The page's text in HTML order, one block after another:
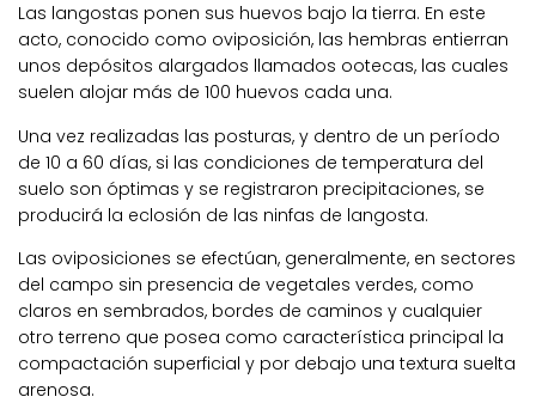
Las langostas ponen sus huevos bajo la tierra. En este
acto, conocido como oviposición, las hembras entierran
unos depósitos alargados llamados ootecas, las cuales
suelen alojar más de 100 huevos cada una.
Una vez realizadas las posturas, y dentro de un período
de 10 a 60 días, si las condiciones de temperatura del
suelo son óptimas y se registraron precipitaciones, se
producirá la eclosión de las ninfas de langosta.
Las oviposiciones se efectúan, generalmente, en sectores
del campo sin presencia de vegetales verdes, como
claros en sembrados, bordes de caminos y cualquier
otro terreno que posea como característica principal la
compactación superficial y por debajo una textura suelta
arenosa.